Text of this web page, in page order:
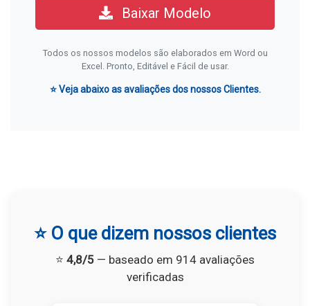
Baixar Modelo
Todos os nossos modelos são elaborados em Word ou
Excel. Pronto, Editável e Fácil de usar.
⭐ Veja abaixo as avaliações dos nossos Clientes.
⭐ O que dizem nossos clientes
⭐ 4,8/5 — baseado em 914 avaliações
verificadas